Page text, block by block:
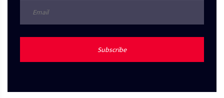
Subscribe